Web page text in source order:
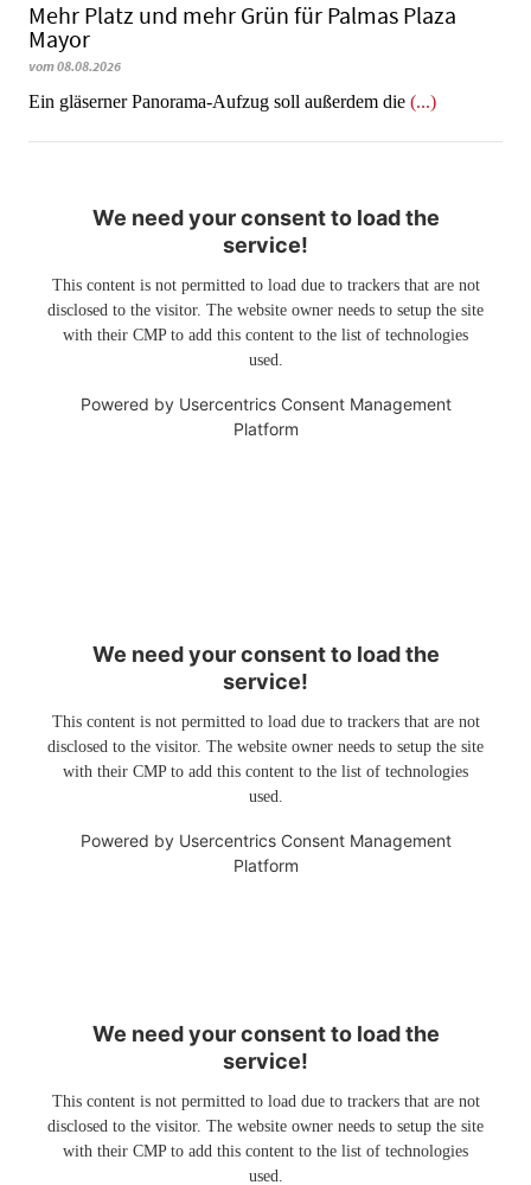
Mehr Platz und mehr Grün für Palmas Plaza
Mayor
vom 08.08.2026
Ein gläserner Panorama-Aufzug soll außerdem die (...)
We need your consent to load the
service!
This content is not permitted to load due to trackers that are not
disclosed to the visitor. The website owner needs to setup the site
with their CMP to add this content to the list of technologies
used.
Powered by Usercentrics Consent Management
Platform
We need your consent to load the
service!
This content is not permitted to load due to trackers that are not
disclosed to the visitor. The website owner needs to setup the site
with their CMP to add this content to the list of technologies
used.
Powered by Usercentrics Consent Management
Platform
We need your consent to load the
service!
This content is not permitted to load due to trackers that are not
disclosed to the visitor. The website owner needs to setup the site
with their CMP to add this content to the list of technologies
used.